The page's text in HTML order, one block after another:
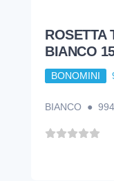
ROSETTA
BIANCO
BONOMINI
BIANCO ●